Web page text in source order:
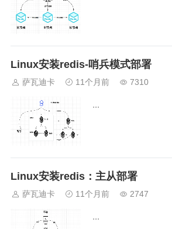
Linux安装redis-哨兵模式部署
萨瓦迪卡 11个月前 7310
...
Linux安装redis：主从部署
萨瓦迪卡 11个月前 2747
...